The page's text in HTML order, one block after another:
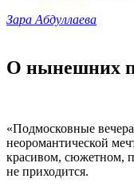
Зара Абдуллаева
О нынешних
«Подмосковные
неоромантической
красивом, сюжетном,
не приходится.